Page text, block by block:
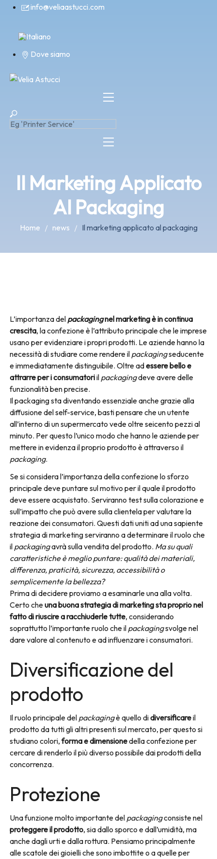
Skip
info@veliaastucci.com
Dove siamo
Il Marketing Applicato
Al Packaging
Home news Il marketing applicato al packaging
L’importanza del packagingnel marketing è in continua
crescita, la confezione è l’attributo principale che le imprese
usano per evidenziare i propri prodotti. Le aziende hanno la
necessità di studiare come rendere il packagingseducente
e immediatamente distinguibile. Oltre adessere bello e
attrarre per i consumatoriil packagingdeve avere delle
funzionalità ben precise.
Il packaging sta diventando essenziale anche grazie alla
diffusione del self-service, basti pensare che un utente
all’interno di un supermercato vede oltre seicento pezzi al
minuto. Per questo l’unico modo che hanno le aziende per
mettere in evidenza il proprio prodotto è attraverso il
packaging.
Se si considera l’importanza della confezione lo sforzo
principale deve puntare sul motivo per il quale il prodotto
deve essere acquistato. Serviranno test sulla colorazione e
sull’impatto che può avere sulla clientela per valutare la
reazione dei consumatori. Questi dati uniti ad una sapiente
strategia di marketing serviranno a determinare il ruolo che
il packagingavrà sulla vendita del prodotto. Ma su quali
caratteristiche è meglio puntare: qualità dei materiali,
differenza, praticità, sicurezza, accessibilità o
semplicemente la bellezza?
Prima di decidere proviamo a esaminarle una alla volta.
Certo cheuna buona strategia di marketing sta proprio nel
fatto di riuscire a racchiuderle tutte, considerando
soprattutto l’importante ruolo che il packagingsvolge nel
dare valore al contenuto e ad influenzare i consumatori.
Diversificazione del
prodotto
Il ruolo principale del packagingè quello didiversificareil
prodotto da tutti gli altri presenti sul mercato, per questo si
studiano colori,forma e dimensionedella confezione per
cercare di renderlo il più diverso possibile dai prodotti della
concorrenza.
Protezione
Una funzione molto importante del packagingconsiste nel
proteggere il prodotto, sia dallo sporco e dall’umidità, ma
anche dagli urti e dalla rottura. Pensiamo principalmente
alle scatole dei gioielli che sono imbottite o a quelle per